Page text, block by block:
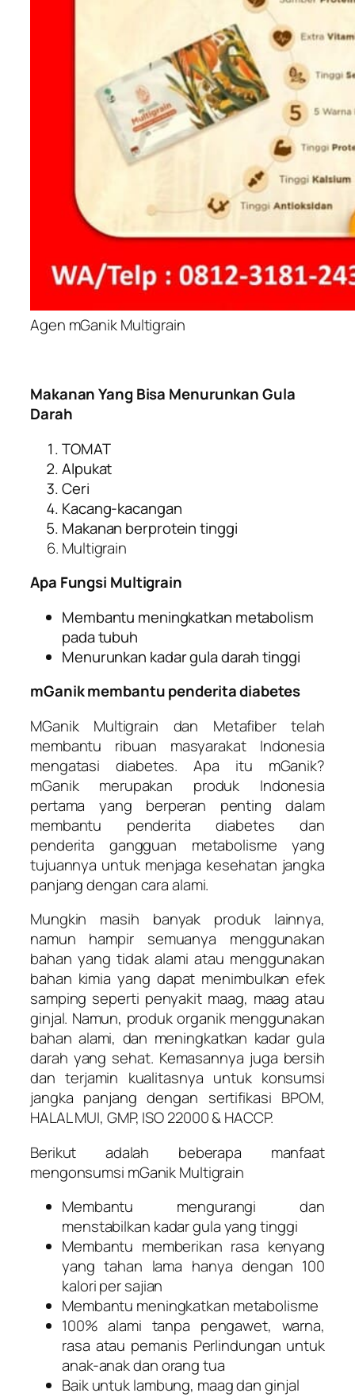
Agen mGanik Multigrain
Makanan Yang Bisa Menurunkan Gula
Darah
TOMAT
Alpukat
Ceri
Kacang-kacangan
Makanan berprotein tinggi
Multigrain
Apa Fungsi Multigrain
Membantu meningkatkan metabolism
pada tubuh
Menurunkan kadar gula darah tinggi
mGanik membantu penderita diabetes
MGanik Multigrain dan Metafiber telah
membantu ribuan masyarakat Indonesia
mengatasi diabetes. Apa itu mGanik?
mGanik merupakan produk Indonesia
pertama yang berperan penting dalam
membantu penderita diabetes dan
penderita gangguan metabolisme yang
tujuannya untuk menjaga kesehatan jangka
panjang dengan cara alami.
Mungkin masih banyak produk lainnya,
namun hampir semuanya menggunakan
bahan yang tidak alami atau menggunakan
bahan kimia yang dapat menimbulkan efek
samping seperti penyakit maag, maag atau
ginjal. Namun, produk organik menggunakan
bahan alami, dan meningkatkan kadar gula
darah yang sehat. Kemasannya juga bersih
dan terjamin kualitasnya untuk konsumsi
jangka panjang dengan sertifikasi BPOM,
HALAL MUI, GMP, ISO 22000 & HACCP.
Berikut adalah beberapa manfaat
mengonsumsi mGanik Multigrain
Membantu mengurangi dan
menstabilkan kadar gula yang tinggi
Membantu memberikan rasa kenyang
yang tahan lama hanya dengan 100
kalori per sajian
Membantu meningkatkan metabolisme
100% alami tanpa pengawet, warna,
rasa atau pemanis Perlindungan untuk
anak-anak dan orang tua
Baik untuk lambung, maag dan ginjal